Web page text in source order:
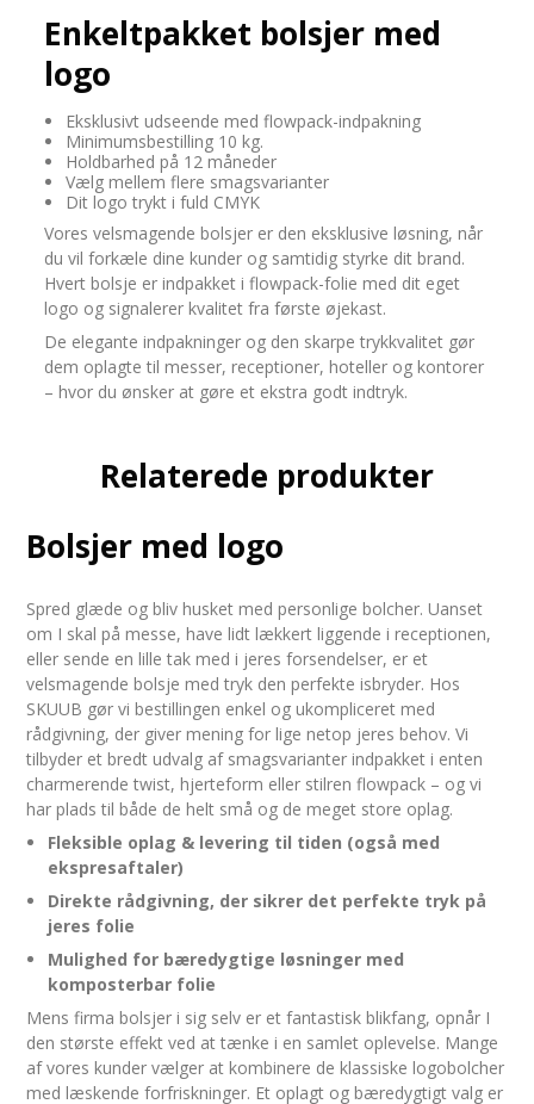
Enkeltpakket bolsjer med
logo
Eksklusivt udseende med flowpack-indpakning
Minimumsbestilling 10 kg.
Holdbarhed på 12 måneder
Vælg mellem flere smagsvarianter
Dit logo trykt i fuld CMYK
Vores velsmagende bolsjer er den eksklusive løsning, når
du vil forkæle dine kunder og samtidig styrke dit brand.
Hvert bolsje er indpakket i flowpack-folie med dit eget
logo og signalerer kvalitet fra første øjekast.
De elegante indpakninger og den skarpe trykkvalitet gør
dem oplagte til messer, receptioner, hoteller og kontorer
– hvor du ønsker at gøre et ekstra godt indtryk.
Relaterede produkter
Bolsjer med logo
Spred glæde og bliv husket med personlige bolcher. Uanset
om I skal på messe, have lidt lækkert liggende i receptionen,
eller sende en lille tak med i jeres forsendelser, er et
velsmagende bolsje med tryk den perfekte isbryder. Hos
SKUUB gør vi bestillingen enkel og ukompliceret med
rådgivning, der giver mening for lige netop jeres behov. Vi
tilbyder et bredt udvalg af smagsvarianter indpakket i enten
charmerende twist, hjerteform eller stilren flowpack – og vi
har plads til både de helt små og de meget store oplag.
Fleksible oplag & levering til tiden (også med
ekspresaftaler)
Direkte rådgivning, der sikrer det perfekte tryk på
jeres folie
Mulighed for bæredygtige løsninger med
komposterbar folie
Mens firma bolsjer i sig selv er et fantastisk blikfang, opnår I
den største effekt ved at tænke i en samlet oplevelse. Mange
af vores kunder vælger at kombinere de klassiske logobolcher
med læskende forfriskninger. Et oplagt og bæredygtigt valg er